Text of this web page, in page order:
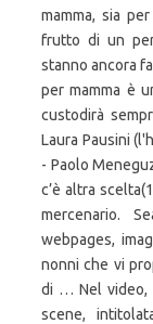
mamma, sia
frutto di un
stanno ancora
per mamma è
custodirà
Laura Pausini
- Paolo
c’è altra
mercenario.
webpages,
nonni che vi
di … Nel video,
scene,